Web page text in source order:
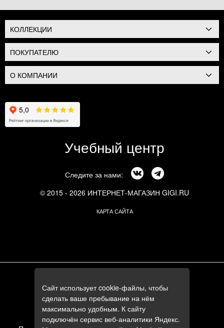
КОЛЛЕКЦИИ
ПОКУПАТЕЛЮ
О КОМПАНИИ
Учебный центр
Следите за нами:
© 2015 - 2026 ИНТЕРНЕТ-МАГАЗИН GIGI.RU
КАРТА САЙТА
+7 (495) 644-84-05
+7 (985) 644-84-05
e-mail:
zakaz@gigi.ru
Сайт использует cookie-файлы, чтобы
сделать ваше пребывание на нём
максимально удобным. К сайту
подключён сервис веб-аналитики Яндекс.